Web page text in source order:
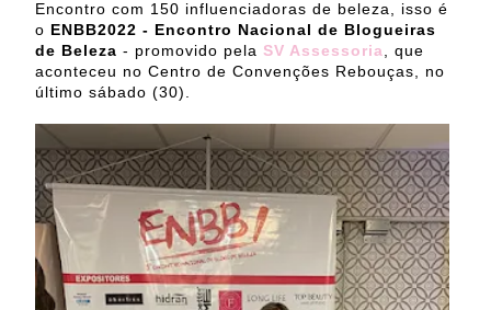
Encontro com 150 influenciadoras de beleza, isso é
o ENBB2022 - Encontro Nacional de Blogueiras
de Beleza - promovido pela SV Assessoria
, que
aconteceu no Centro de Convenções Rebouças, no
último sábado (30).